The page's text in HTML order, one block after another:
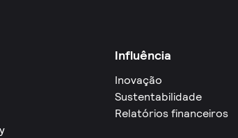
Influência
Inovação
Sustentabilidade
Relatórios financeiros